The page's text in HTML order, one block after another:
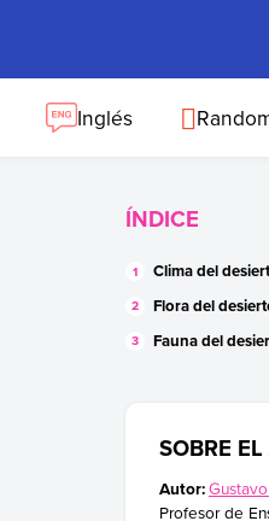
Inglés
ÍNDICE
Clima del
Flora del
Fauna del
SOBRE
Autor:
Profesor de